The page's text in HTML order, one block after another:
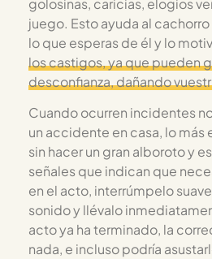
golosinas, caricias, elogios
juego. Esto ayuda al
lo que esperas de él y lo
los castigos, ya que pueden
desconfianza, dañando
Cuando ocurren incidentes
un accidente en casa, lo
sin hacer un gran alboroto y
señales que indican que
en el acto, interrúmpelo
sonido y llévalo
acto ya ha terminado, la
nada, e incluso podría